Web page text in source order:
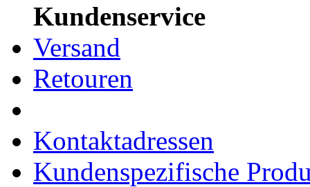
Kundenservice
Versand
Retouren
Kontaktadressen
Kundenspezifische